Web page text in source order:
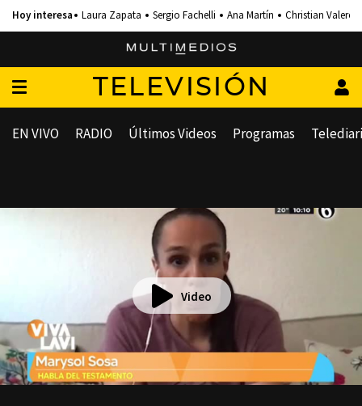
Laura Zapata Sergio Fachelli Ana Martín Christian Valero
TELEVISIÓN
EN VIVO RADIO Últimos Videos Programas
Video